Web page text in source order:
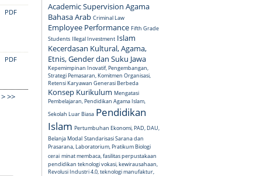
Academic Supervision Agama
Bahasa Arab Criminal Law
Employee Performance Fifth Grade
Students Illegal Investment Islam
Kecerdasan Kultural, Agama,
Etnis, Gender dan Suku Jawa
Kepemimpinan Inovatif, Pengembangan,
Strategi Pemasaran, Komitmen Organisasi,
Retensi Karyawan Generasi Berbeda
Konsep Kurikulum Mengatasi
Pembelajaran, Pendidikan Agama Islam,
Sekolah Luar Biasa Pendidikan
Islam Pertumbuhan Ekonomi, PAD, DAU,
Belanja Modal Standarisasi Sarana dan
Prasarana, Laboratorium, Pratikum Biologi
cerai minat membaca, fasilitas perpustakaan
pendidikan teknologi vokasi, kewirausahaan,
Revolusi Industri 4.0, teknologi manufaktur,
PDF
PDF
>>>